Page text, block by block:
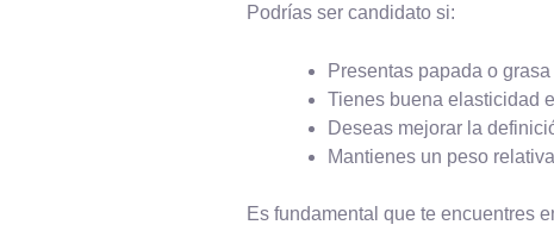
Podrías ser candidato si:
Presentas papada o
Tienes buena elasticidad
Deseas mejorar la
Mantienes un peso
Es fundamental que te encuentres